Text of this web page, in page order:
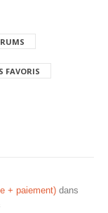
FAVORIS
+ paiement) dans